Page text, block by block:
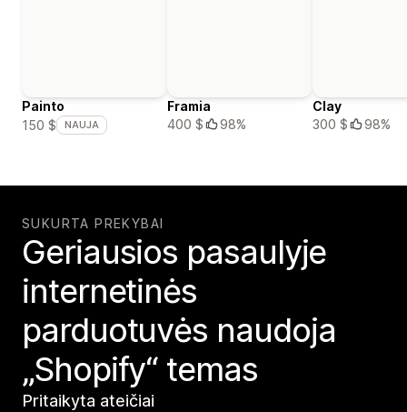
Painto
150 $
NAUJA
Framia
400 $
98%
Clay
300 $
98%
SUKURTA PREKYBAI
Geriausios pasaulyje
internetinės
parduotuvės naudoja
„Shopify“ temas
Pritaikyta ateičiai